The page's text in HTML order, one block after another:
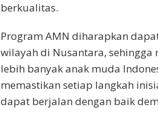
berkualitas.
Program AMN diharapkan
wilayah di Nusantara,
lebih banyak anak muda
memastikan setiap langkah
dapat berjalan dengan baik